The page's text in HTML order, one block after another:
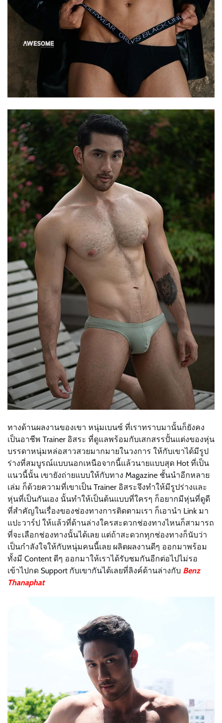
ทางด้านผลงานของเขา หนุ่มเบนซ์ ที่เราทราบมานั้นก็ยังคง
เป็นอาชีพ Trainer อิสระ ที่ดูแลพร้อมกับเสกสรรปั้นแต่งของหุ่น
บรรดาหนุ่มหล่อสาวสวยมากมายในวงการ ให้กับเขาได้มีรูป
ร่างที่สมบูรณ์แบบนอกเหนือจากนี้แล้วนายแบบสุด Hot ที่เป็น
แนวนี้นั้น เขายังถ่ายแบบให้กับทาง Magazine ชั้นนำอีกหลาย
เล่ม ก็ด้วยความที่เขาเป็น Trainer อิสระจึงทำให้มีรูปร่างและ
หุ่นที่เป็นกันเอง นั้นทำให้เป็นต้นแบบที่ใครๆ ก็อยากมีหุ่นที่ดูดี
ที่สำคัญในเรื่องของช่องทางการติดตามเรา ก็เอานำ Link มา
แปะวาร์ป ให้แล้วที่ด้านล่างใครสะดวกช่องทางไหนก็สามารถ
ที่จะเลือกช่องทางนั้นได้เลย แต่ถ้าสะดวกทุกช่องทางก็นับว่า
เป็นกำลังใจให้กับหนุ่มคนนี้เลย ผลิตผลงานดีๆ ออกมาพร้อม
ทั้งมี Content ดีๆ ออกมาให้เราได้รับชมกันอีกต่อไปไม่รอ
เข้าไปกด Support กับเขากันได้เลยที่ลิงค์ด้านล่างกับ Benz
Thanaphat